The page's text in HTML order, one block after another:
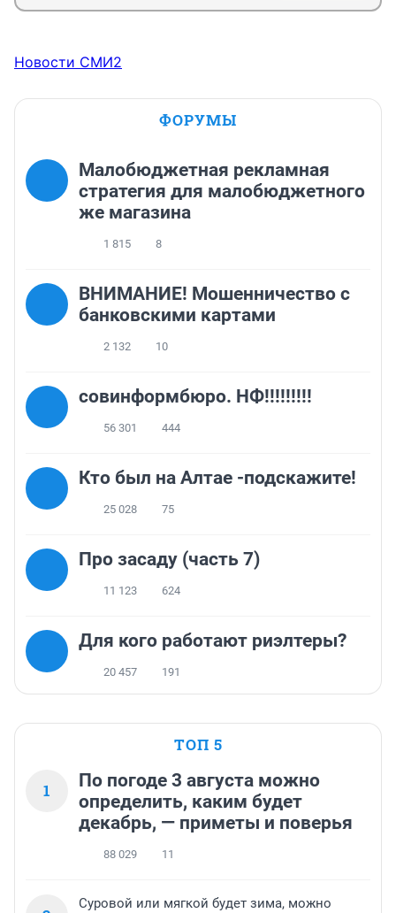
Новости СМИ2
ФОРУМЫ
Малобюджетная рекламная
стратегия для малобюджетного
же магазина
1 815 8
ВНИМАНИЕ! Мошенничество с
банковскими картами
2 132 10
совинформбюро. НФ!!!!!!!!!
56 301 444
Кто был на Алтае -подскажите!
25 028 75
Про засаду (часть 7)
11 123 624
Для кого работают риэлтеры?
20 457 191
ТОП 5
1
По погоде 3 августа можно
определить, каким будет
декабрь, — приметы и поверья
88 029 11
Суровой или мягкой будет зима, можно